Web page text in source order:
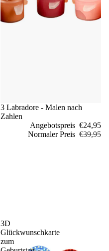
Sale
3 Labradore - Malen nach
Zahlen
Angebotspreis €24,95
Normaler Preis €39,95
3D
Glückwunschkarte
zum